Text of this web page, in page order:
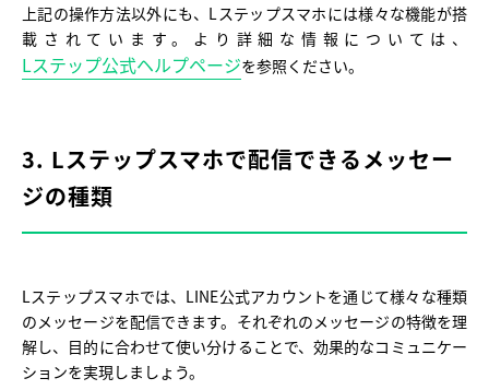
上記の操作方法以外にも、Lステップスマホには様々な機能が搭
載されています。より詳細な情報については、
Lステップ公式ヘルプページを参照ください。
3. Lステップスマホで配信できるメッセー
ジの種類
Lステップスマホでは、LINE公式アカウントを通じて様々な種類
のメッセージを配信できます。それぞれのメッセージの特徴を理
解し、目的に合わせて使い分けることで、効果的なコミュニケー
ションを実現しましょう。